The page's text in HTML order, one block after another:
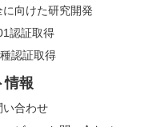
に向けた研究開発
認証取得
認証取得
情報
い合わせ